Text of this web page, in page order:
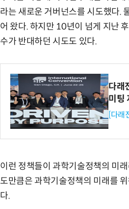
라는 새로운 거버넌스를 시도했다.
어 왔다. 하지만 10년이 넘게 지난
수가 반대하던 시도도 있다.
다래
미팅
[다래
이런 정책들이 과학기술정책의 미
도만큼은 과학기술정책의 미래를
다.